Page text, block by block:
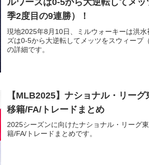
ルワーズは0-5から大逆転してメ
季2度目の9連勝）！
現地2025年8月10日、ミルウォーキーは洪
ズは0-5から大逆転してメッツをスウィープ
の詳細です。
【MLB2025】ナショナル・リー
移籍/FA/トレードまとめ
2025シーズンに向けたナショナル・リーグ
籍/FA/トレードまとめです。